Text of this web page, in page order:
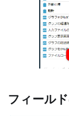
フィール